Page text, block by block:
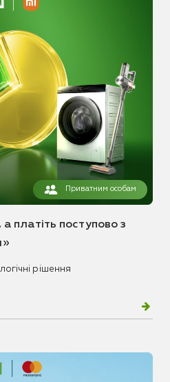
Приватним особам
платіть поступово з
рішення